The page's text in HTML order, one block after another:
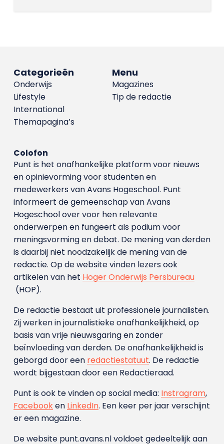
Menu
Magazines
Tip de redactie
Categorieën
Onderwijs
Lifestyle
International
Themapagina’s
Colofon
Punt is het onafhankelijke platform voor nieuws
en opinievorming voor studenten en
medewerkers van Avans Hoge­school. Punt
informeert de gemeenschap van Avans
Hogeschool over voor hen relevante
onderwerpen en fungeert als podium voor
meningsvorming en debat. De mening van derden
is daarbij niet noodzakelijk de mening van de
redactie. Op de website vinden lezers ook
artikelen van het Hoger Onderwijs Persbureau
(HOP).
De redactie bestaat uit professionele journalisten.
Zij werken in journalistieke onafhankelijkheid, op
basis van vrije nieuwsgaring en zonder
beïnvloeding van derden. De onafhankelijkheid is
geborgd door een redactiestatuut. De redactie
wordt bijgestaan door een Redactieraad.
Punt is ook te vinden op social media: Instragram,
Facebooken LinkedIn. Een keer per jaar verschijnt
er een magazine.
De website punt.avans.nl voldoet gedeeltelijk aan